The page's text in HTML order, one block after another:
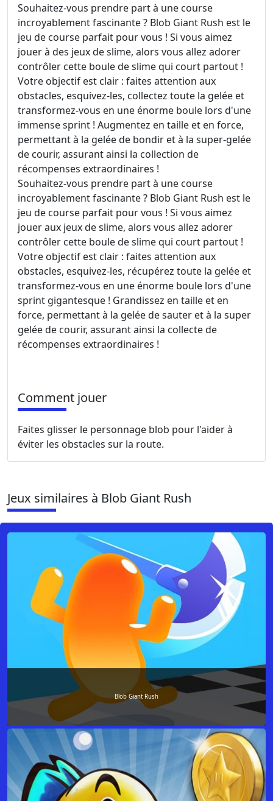
Souhaitez-vous prendre part à une course
incroyablement fascinante ? Blob Giant Rush est le
jeu de course parfait pour vous ! Si vous aimez
jouer à des jeux de slime, alors vous allez adorer
contrôler cette boule de slime qui court partout !
Votre objectif est clair : faites attention aux
obstacles, esquivez-les, collectez toute la gelée et
transformez-vous en une énorme boule lors d'une
immense sprint ! Augmentez en taille et en force,
permettant à la gelée de bondir et à la super-gelée
de courir, assurant ainsi la collection de
récompenses extraordinaires !
Souhaitez-vous prendre part à une course
incroyablement fascinante ? Blob Giant Rush est le
jeu de course parfait pour vous ! Si vous aimez
jouer aux jeux de slime, alors vous allez adorer
contrôler cette boule de slime qui court partout !
Votre objectif est clair : faites attention aux
obstacles, esquivez-les, récupérez toute la gelée et
transformez-vous en une énorme boule lors d'une
sprint gigantesque ! Grandissez en taille et en
force, permettant à la gelée de sauter et à la super
gelée de courir, assurant ainsi la collecte de
récompenses extraordinaires !
Comment jouer
Faites glisser le personnage blob pour l'aider à
éviter les obstacles sur la route.
Jeux similaires à Blob Giant Rush
Blob Giant Rush